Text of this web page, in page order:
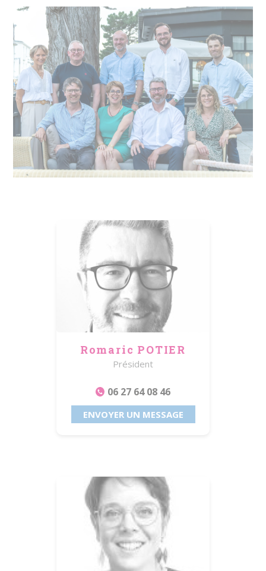
Romaric POTIER
Président
06 27 64 08 46
ENVOYER UN MESSAGE